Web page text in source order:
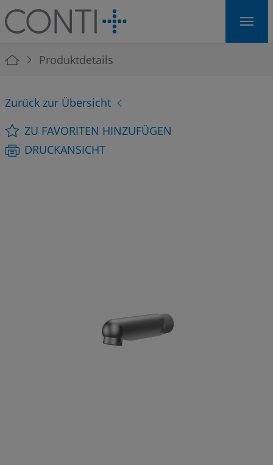
Skip to main navigation
Skip to main content
Skip to page footer
You are here:
Produktdetails
Zurück zur Übersicht
ZU FAVORITEN HINZUFÜGEN
DRUCKANSICHT